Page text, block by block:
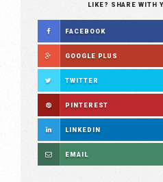
LIKE? SHARE WITH
FACEBOOK
GOOGLE PLUS
TWITTER
PINTEREST
LINKEDIN
EMAIL